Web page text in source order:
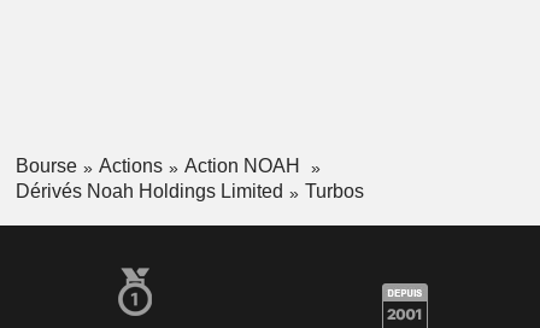
Bourse Actions
Action NOAH
Dérivés Noah Holdings Limited
Turbos